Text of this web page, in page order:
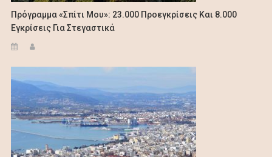
Πρόγραμμα «Σπίτι Μου»: 23.000 Προεγκρίσεις Και 8.000
Εγκρίσεις Για Στεγαστικά